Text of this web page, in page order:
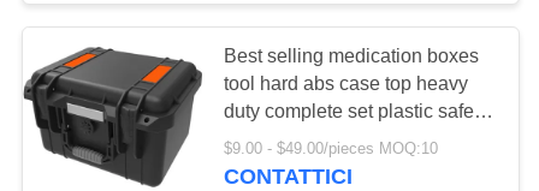
DELLA
QUALITÀ
CONTATTACI
Kit di pronto
soccorso tattico
45
Best selling medication boxes
tool hard abs case top heavy
duty complete set plastic safety
box
$9.00 - $49.00/pieces MOQ:10
CONTATTICI